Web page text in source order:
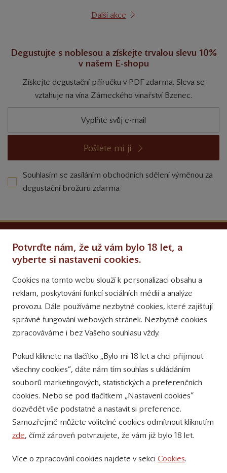
Další akce
Degustujte s noblesou a získejte trvalou slevu 10%
v našem E-shopu
Získejte degustační příručku v PDF zdarma. Sleva se
vztahuje na vína Zámeckého vinařství Bzenec.
Pošlete mi ji
Souhlasím se zasíláním obchodních sdělení výměnou za
degustační brožuru zdarma
Obchodní podmínky
Přinášíme vám týdně
tipy na Facebooku
Sledujte nás
na Instagramu
Sledujte náš
YouTube kanál
Přihlášení k odběru novinek
Potvrďte nám, že už vám bylo 18 let, a
vyberte si nastavení cookies.
Cookies na tomto webu slouží k personalizaci obsahu a
reklam, poskytování funkcí sociálních médií a analýze
provozu. Dále používáme nezbytné cookies, které zajišťují
správné fungování webových stránek. Nezbytné cookies
zpracováváme i bez Vašeho souhlasu vždy.
Pokud kliknete na tlačítko „Bylo mi 18 let a chci přijmout
všechny cookies“, dáte nám tím souhlas s ukládáním
souborů marketingových, statistických a preferenčních
cookies. Nebo se pod tlačítkem „Nastavení cookies“
dozvědět vše podstatné a nastavit si preference.
Samozřejmě můžete volitelné cookies odmítnout kliknutím
zde, čímž zároveň potvrzujete, že vám již bylo 18 let.
Více o zpracování cookies najdete v sekci Cookies.